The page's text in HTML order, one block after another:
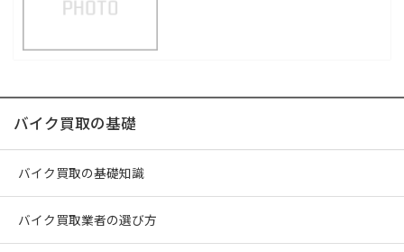
バイク買取の基礎
バイク買取の基礎知識
バイク買取業者の選び方